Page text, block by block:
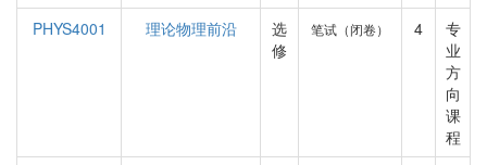
PHYS4001
理论物理前沿
选
修
笔试（闭卷） 4
专
业
方
向
课
程